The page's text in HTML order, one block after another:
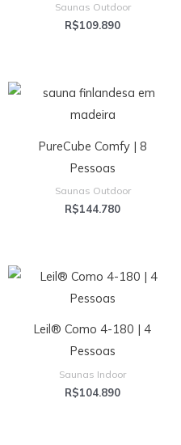
Saunas Outdoor
R$109.890
PureCube Comfy | 8
Pessoas
Saunas Outdoor
R$144.780
Leil® Como 4-180 | 4
Pessoas
Saunas Indoor
R$104.890